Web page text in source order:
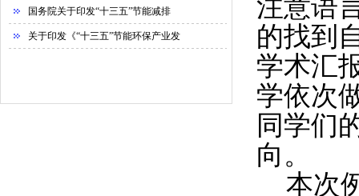
国务院关于印发“十三五”节能减排
关于印发《“十三五”节能环保产业发
注意语
的找到
学术汇
学依次
同学们
向。
本次